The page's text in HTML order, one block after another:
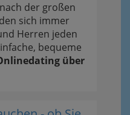
der großen
sich immer
Herren jeden
bequeme
über